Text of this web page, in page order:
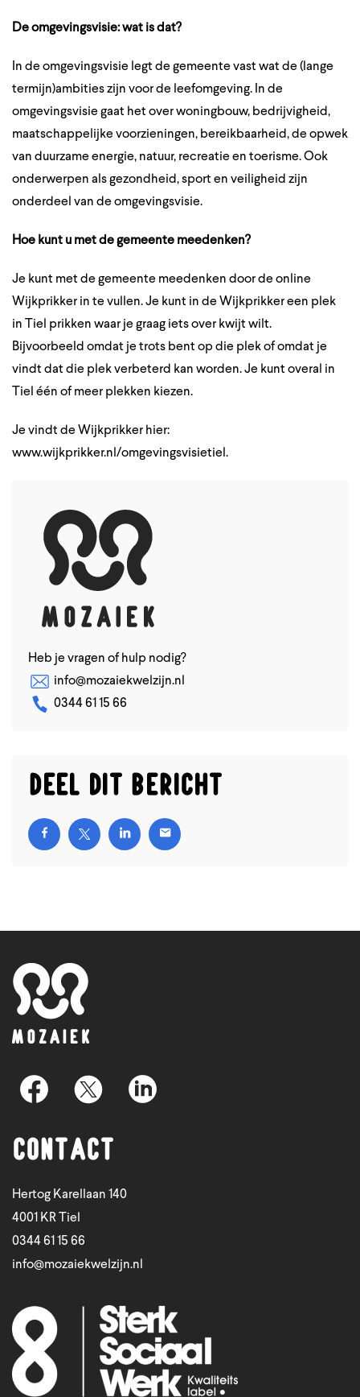
De omgevingsvisie: wat is dat?
In de omgevingsvisie legt de gemeente vast wat de (lange
termijn)ambities zijn voor de leefomgeving. In de
omgevingsvisie gaat het over woningbouw, bedrijvigheid,
maatschappelijke voorzieningen, bereikbaarheid, de opwek
van duurzame energie, natuur, recreatie en toerisme. Ook
onderwerpen als gezondheid, sport en veiligheid zijn
onderdeel van de omgevingsvisie.
Hoe kunt u met de gemeente meedenken?
Je kunt met de gemeente meedenken door de online
Wijkprikker in te vullen. Je kunt in de Wijkprikker een plek
in Tiel prikken waar je graag iets over kwijt wilt.
Bijvoorbeeld omdat je trots bent op die plek of omdat je
vindt dat die plek verbeterd kan worden. Je kunt overal in
Tiel één of meer plekken kiezen.
Je vindt de Wijkprikker hier:
www.wijkprikker.nl/omgevingsvisietiel .
Heb je vragen of hulp nodig?
info@mozaiekwelzijn.nl
0344 61 15 66
Deel dit bericht
Contact
Hertog Karellaan 140
4001 KR Tiel
0344 61 15 66
info@mozaiekwelzijn.nl